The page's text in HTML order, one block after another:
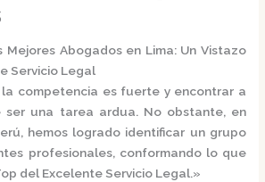
Mejores Abogados en Lima: Un Vistazo
Servicio Legal
la competencia es fuerte y encontrar a
ser una tarea ardua. No obstante, en
hemos logrado identificar un grupo
profesionales, conformando lo que
del Excelente Servicio Legal.»